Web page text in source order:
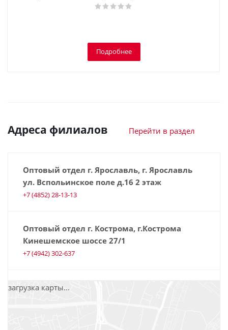
Подробнее
Адреса филиалов Перейти в раздел
Оптовый отдел г. Ярославль, г. Ярославль
ул. Вспольинское поле д.16 2 этаж
+7 (4852) 28-13-13
Оптовый отдел г. Кострома, г.Кострома
Кинешемское шоссе 27/1
+7 (4942) 302-637
Оптовый отдел г. Нижний Новгород, г.
загрузка карты...